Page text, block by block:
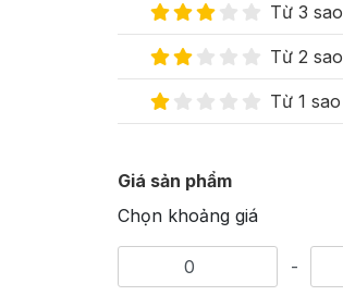
Từ 3 sao
Từ 2 sao
Từ 1 sao
Giá sản phẩm
Chọn khoảng giá
-